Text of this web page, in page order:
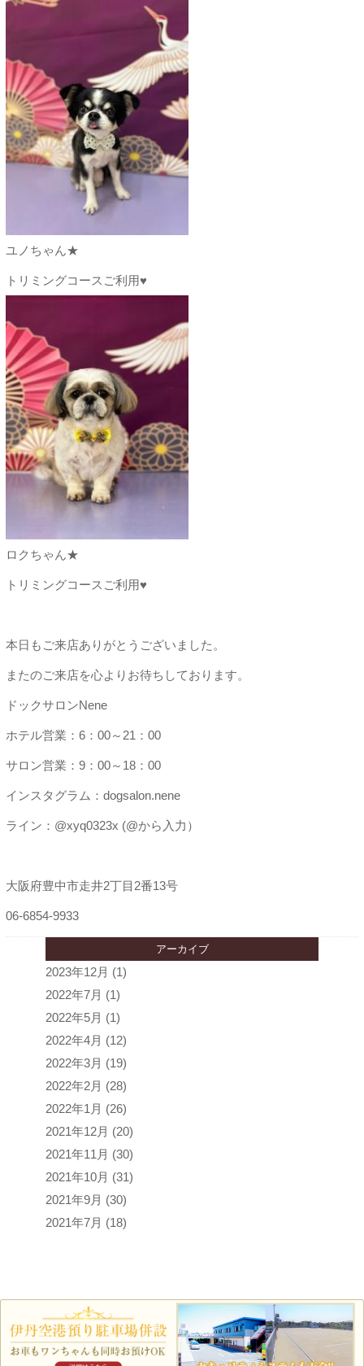
ユノちゃん★
トリミングコースご利用♥
ロクちゃん★
トリミングコースご利用♥
本日もご来店ありがとうございました。
またのご来店を心よりお待ちしております。
ドックサロンNene
ホテル営業：6：00～21：00
サロン営業：9：00～18：00
インスタグラム：dogsalon.nene
ライン：@xyq0323x (@から入力）
大阪府豊中市走井2丁目2番13号
06-6854-9933
アーカイブ
2023年12月 (1)
2022年7月 (1)
2022年5月 (1)
2022年4月 (12)
2022年3月 (19)
2022年2月 (28)
2022年1月 (26)
2021年12月 (20)
2021年11月 (30)
2021年10月 (31)
2021年9月 (30)
2021年7月 (18)